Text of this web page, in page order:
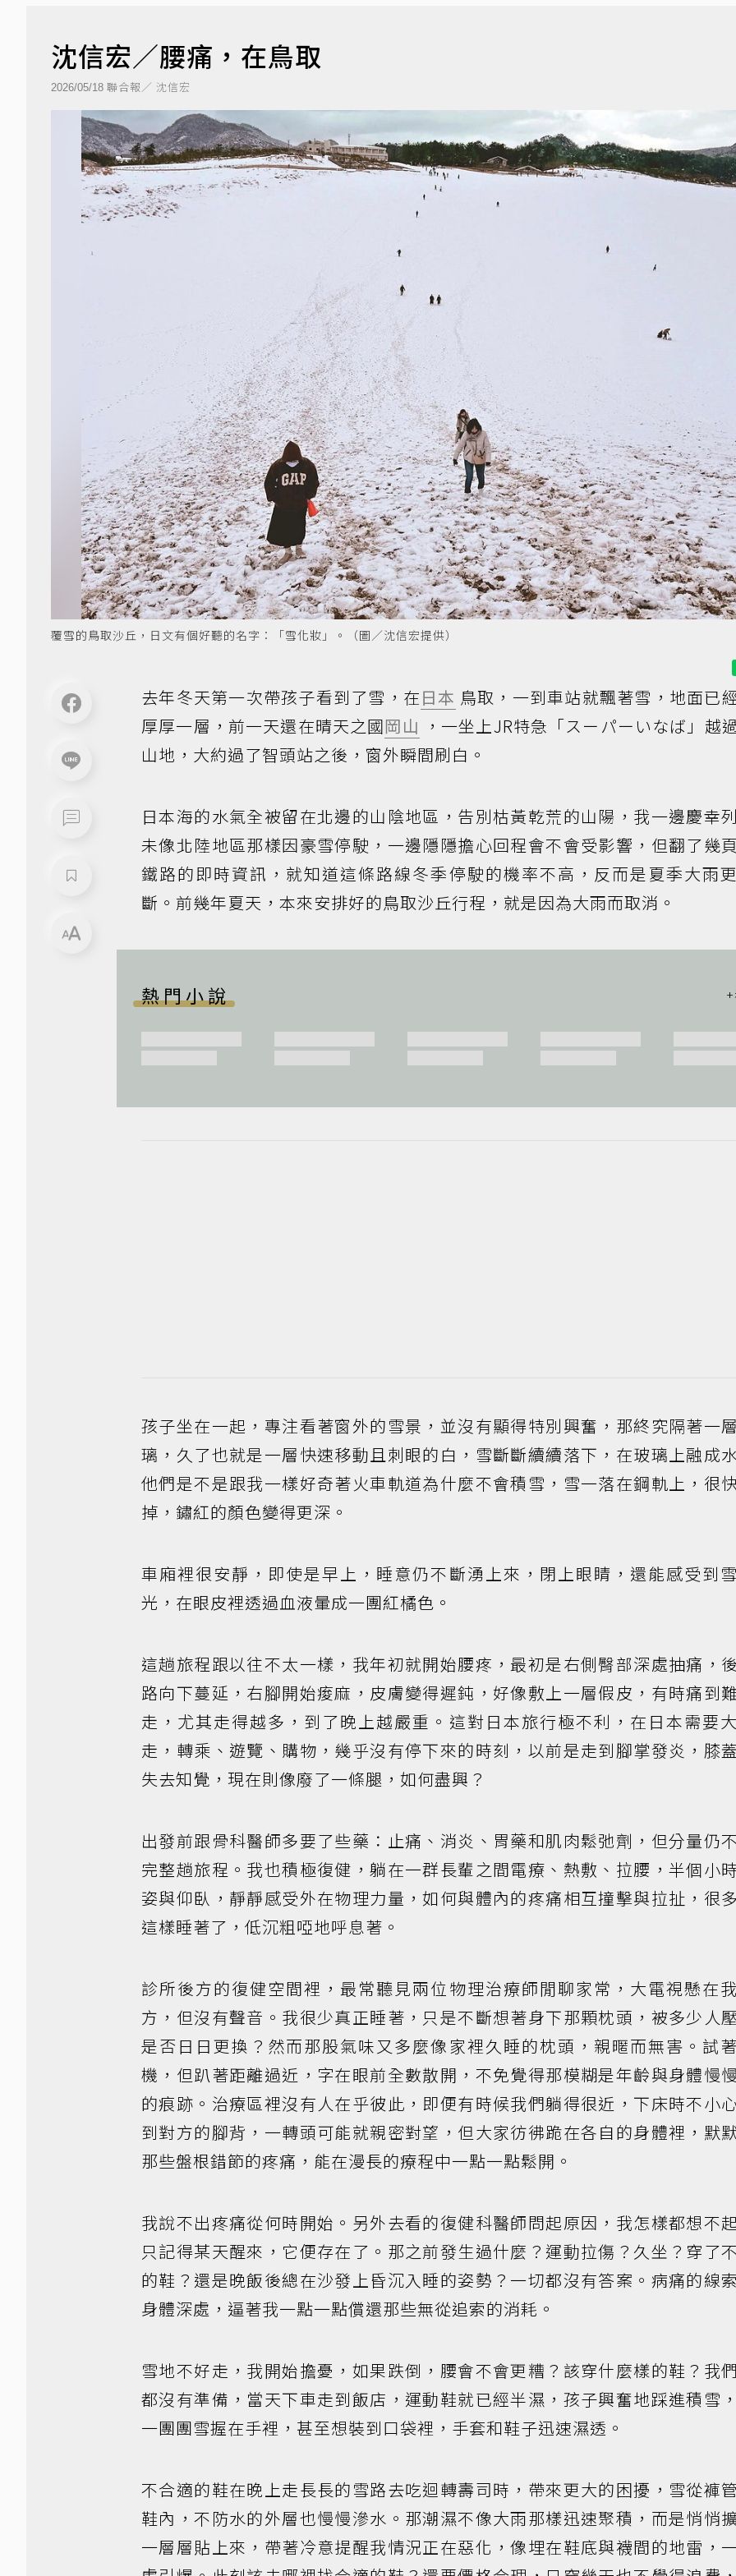
沈信宏／腰痛，在鳥取
2026/05/18 聯合報／ 沈信宏
覆雪的鳥取沙丘，日文有個好聽的名字：「雪化妝」。（圖／沈信宏提供）
去年冬天第一次帶孩子看到了雪，在日本 鳥取，一到車站就飄著雪，地面已
厚厚一層，前一天還在晴天之國岡山 ，一坐上JR特急「スーパーいなば」越
山地，大約過了智頭站之後，窗外瞬間刷白。
日本海的水氣全被留在北邊的山陰地區，告別枯黃乾荒的山陽，我一邊慶幸
未像北陸地區那樣因豪雪停駛，一邊隱隱擔心回程會不會受影響，但翻了幾
鐵路的即時資訊，就知道這條路線冬季停駛的機率不高，反而是夏季大雨
斷。前幾年夏天，本來安排好的鳥取沙丘行程，就是因為大雨而取消。
熱門小說
孩子坐在一起，專注看著窗外的雪景，並沒有顯得特別興奮，那終究隔著一
璃，久了也就是一層快速移動且刺眼的白，雪斷斷續續落下，在玻璃上融成
他們是不是跟我一樣好奇著火車軌道為什麼不會積雪，雪一落在鋼軌上，很
掉，鏽紅的顏色變得更深。
車廂裡很安靜，即使是早上，睡意仍不斷湧上來，閉上眼睛，還能感受到
光，在眼皮裡透過血液暈成一團紅橘色。
這趟旅程跟以往不太一樣，我年初就開始腰疼，最初是右側臀部深處抽痛，
路向下蔓延，右腳開始痠麻，皮膚變得遲鈍，好像敷上一層假皮，有時痛到
走，尤其走得越多，到了晚上越嚴重。這對日本旅行極不利，在日本需要
走，轉乘、遊覽、購物，幾乎沒有停下來的時刻，以前是走到腳掌發炎，膝
失去知覺，現在則像廢了一條腿，如何盡興？
出發前跟骨科醫師多要了些藥：止痛、消炎、胃藥和肌肉鬆弛劑，但分量仍
完整趟旅程。我也積極復健，躺在一群長輩之間電療、熱敷、拉腰，半個小
姿與仰臥，靜靜感受外在物理力量，如何與體內的疼痛相互撞擊與拉扯，很
這樣睡著了，低沉粗啞地呼息著。
診所後方的復健空間裡，最常聽見兩位物理治療師閒聊家常，大電視懸在
方，但沒有聲音。我很少真正睡著，只是不斷想著身下那顆枕頭，被多少人
是否日日更換？然而那股氣味又多麼像家裡久睡的枕頭，親暱而無害。試
機，但趴著距離過近，字在眼前全數散開，不免覺得那模糊是年齡與身體慢
的痕跡。治療區裡沒有人在乎彼此，即便有時候我們躺得很近，下床時不小
到對方的腳背，一轉頭可能就親密對望，但大家彷彿跪在各自的身體裡，默
那些盤根錯節的疼痛，能在漫長的療程中一點一點鬆開。
我說不出疼痛從何時開始。另外去看的復健科醫師問起原因，我怎樣都想不
只記得某天醒來，它便存在了。那之前發生過什麼？運動拉傷？久坐？穿了
的鞋？還是晚飯後總在沙發上昏沉入睡的姿勢？一切都沒有答案。病痛的線
身體深處，逼著我一點一點償還那些無從追索的消耗。
雪地不好走，我開始擔憂，如果跌倒，腰會不會更糟？該穿什麼樣的鞋？我
都沒有準備，當天下車走到飯店，運動鞋就已經半濕，孩子興奮地踩進積雪
一團團雪握在手裡，甚至想裝到口袋裡，手套和鞋子迅速濕透。
不合適的鞋在晚上走長長的雪路去吃迴轉壽司時，帶來更大的困擾，雪從褲
鞋內，不防水的外層也慢慢滲水。那潮濕不像大雨那樣迅速聚積，而是悄悄
一層層貼上來，帶著冷意提醒我情況正在惡化，像埋在鞋底與襪間的地雷，